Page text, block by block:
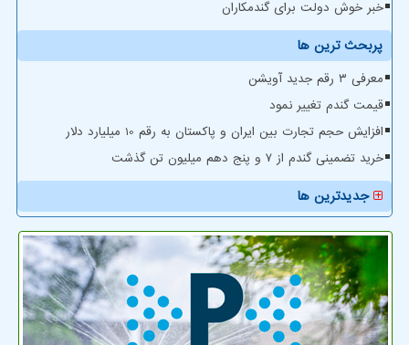
خبر خوش دولت برای گندمکاران
پربحث ترین ها
معرفی ۳ رقم جدید آویشن
قیمت گندم تغییر نمود
افزایش حجم تجارت بین ایران و پاکستان به رقم 10 میلیارد دلار
خرید تضمینی گندم از ۷ و پنج دهم میلیون تن گذشت
جدیدترین ها